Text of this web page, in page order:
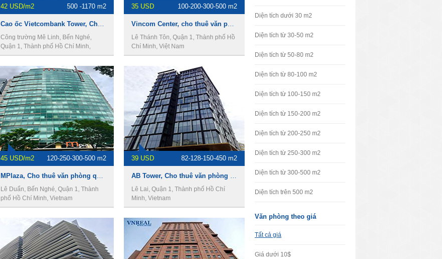
42 USD/m2 500 -1170 m2
​Cao ốc Vietcombank Tower, Cho thuê văn phòng Quận 1
Công trường Mê Linh, Bến Nghé,
Quận 1, Thành phố Hồ Chí Minh,
Vietnam
35 USD 100-200-300-500 m2
Vincom Center, cho thuê văn phòng Quận 1
Lê Thánh Tôn, Quận 1, Thành phố Hồ
Chí Minh, Việt Nam
45 USD/m2 120-250-300-500 m2
MPlaza, Cho thuê văn phòng quận 1
Lê Duẩn, Bến Nghé, Quận 1, Thành
phố Hồ Chí Minh, Vietnam
39 USD 82-128-150-450 m2
AB Tower, Cho thuê văn phòng Quận 1
Lê Lai, Quận 1, Thành phố Hồ Chí
Minh, Vietnam
Diện tích dưới 30 m2
Diện tích từ 30-50 m2
Diện tích từ 50-80 m2
Diện tích từ 80-100 m2
Diện tích từ 100-150 m2
Diện tích từ 150-200 m2
Diện tích từ 200-250 m2
Diện tích từ 250-300 m2
Diện tích từ 300-500 m2
Diện tích trên 500 m2
Văn phòng theo giá
Tất cả giá
Giá dưới 10$